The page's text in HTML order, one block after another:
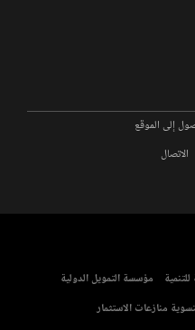
إلى الموقع
الاتصال
مؤسسة التمويل الدولية
منازعات الاستثمار